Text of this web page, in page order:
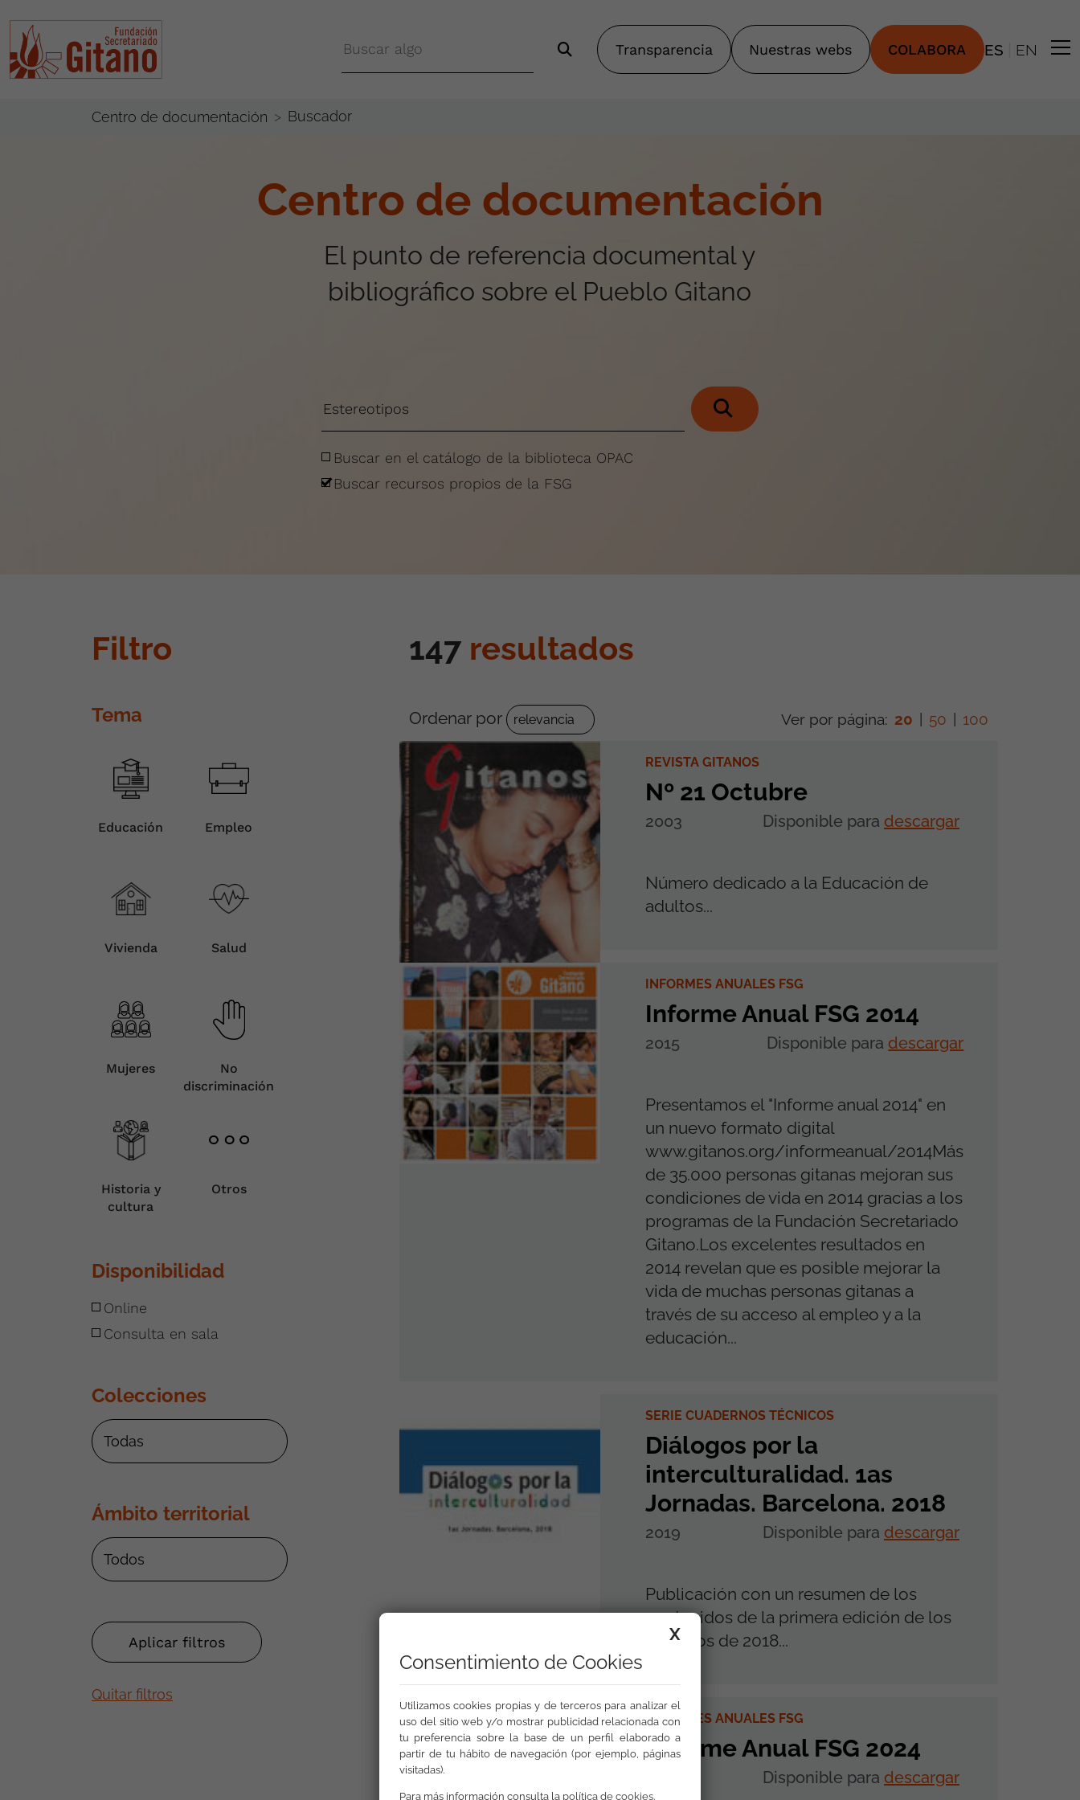
Transparencia Nuestras webs COLABORA ES EN
Centro de documentación Buscador
Centro de documentación
El punto de referencia documental y
bibliográfico sobre el Pueblo Gitano
Buscar en el catálogo de la biblioteca OPAC
Buscar recursos propios de la FSG
Filtro
Tema
Educación Empleo
Vivienda Salud
Mujeres
No
discriminación
Historia y
cultura
Otros
Disponibilidad
Online
Consulta en sala
Colecciones
Ámbito territorial
Quitar filtros
147 resultados
Ordenar por Ver por página: 20 | 50 | 100
REVISTA GITANOS
Nº 21 Octubre
2003 Disponible para descargar
Número dedicado a la Educación de
adultos...
INFORMES ANUALES FSG
Informe Anual FSG 2014
2015 Disponible para descargar
Presentamos el "Informe anual 2014" en
un nuevo formato digital
www.gitanos.org/informeanual/2014Más
de 35.000 personas gitanas mejoran sus
condiciones de vida en 2014 gracias a los
programas de la Fundación Secretariado
Gitano.Los excelentes resultados en
2014 revelan que es posible mejorar la
vida de muchas personas gitanas a
través de su acceso al empleo y a la
educación...
SERIE CUADERNOS TÉCNICOS
Diálogos por la
interculturalidad. 1as
Jornadas. Barcelona. 2018
2019 Disponible para descargar
Publicación con un resumen de los
contenidos de la primera edición de los
Diálogos de 2018...
INFORMES ANUALES FSG
Informe Anual FSG 2024
Disponible para descargar
X
Consentimiento de Cookies
Utilizamos cookies propias y de terceros para analizar el
uso del sitio web y/o mostrar publicidad relacionada con
tu preferencia sobre la base de un perfil elaborado a
partir de tu hábito de navegación (por ejemplo, páginas
visitadas).
Para más información consulta la política de cookies.